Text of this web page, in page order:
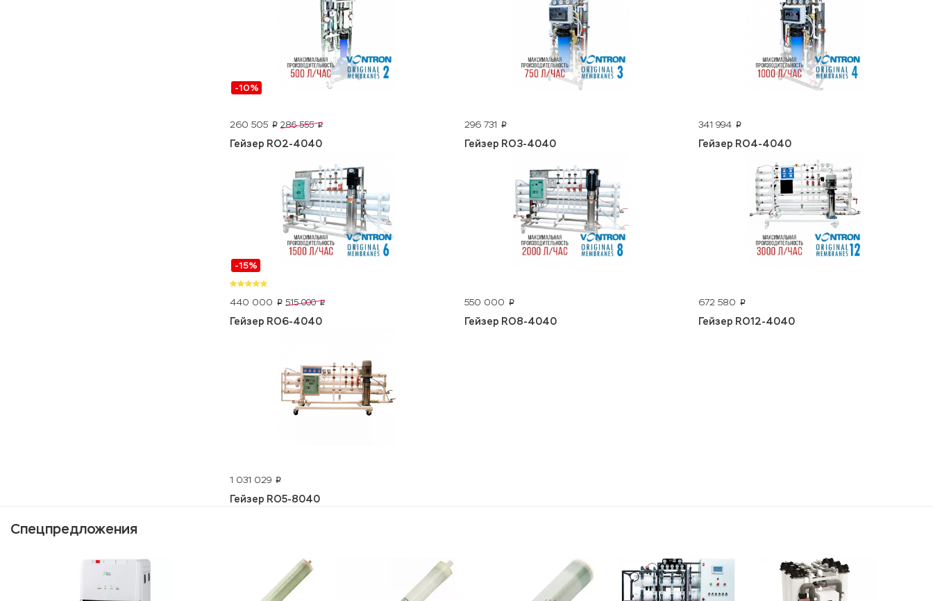
-10%
260 505 p 286 555 p
Гейзер RO2-4040
296 731 p
Гейзер RO3-4040
341 994 p
Гейзер RO4-4040
-15%
440 000 p 515 000 p
Гейзер RO6-4040
550 000 p
Гейзер RO8-4040
672 580 p
Гейзер RO12-4040
1 031 029 p
Гейзер RO5-8040
Спецпредложения